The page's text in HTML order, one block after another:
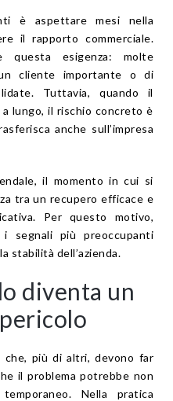
è aspettare mesi nella
il rapporto commerciale.
questa esigenza: molte
cliente importante o di
Tuttavia, quando il
lungo, il rischio concreto è
anche sull’impresa
il momento in cui si
tra un recupero efficace e
Per questo motivo,
i segnali più preoccupanti
stabilità dell’azienda.
diventa un
che, più di altri, devono far
il problema potrebbe non
Nella pratica